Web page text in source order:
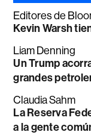
Editores de
Kevin Warsh
Liam Denning
Un Trump
grandes
Claudia Sahm
La Reserva
a la gente